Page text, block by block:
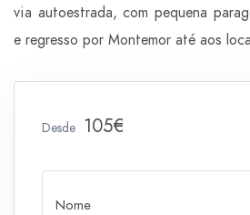
via autoestrada, com pequena
e regresso por Montemor até aos
Desde 105€
Nome